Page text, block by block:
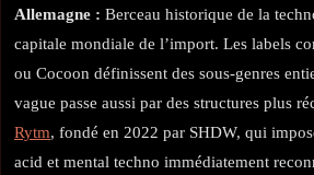
Allemagne : Berceau historique de la
capitale mondiale de l’import. Les labels
ou Cocoon définissent des sous-genres
vague passe aussi par des structures plus
Rytm, fondé en 2022 par SHDW, qui
acid et mental techno immédiatement